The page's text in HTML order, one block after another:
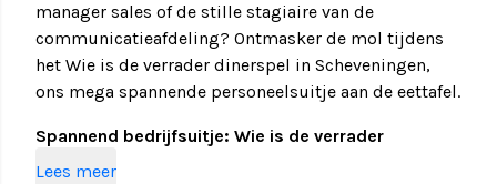
manager sales of de stille stagiaire van de
communicatieafdeling? Ontmasker de mol tijdens
het Wie is de verrader dinerspel in Scheveningen,
ons mega spannende personeelsuitje aan de eettafel.
Spannend bedrijfsuitje: Wie is de verrader
dinerspel in Scheveningen
Lees meer